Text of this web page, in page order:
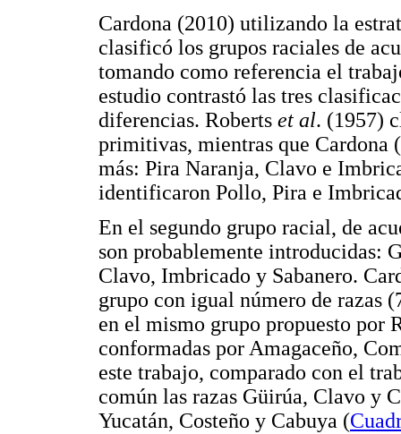
Cardona (2010) utilizando la
clasificó los grupos raciales de
tomando como referencia el
estudio contrastó las tres
diferencias. Roberts et al. (1957)
primitivas, mientras que Cardona
más: Pira Naranja, Clavo e
identificaron Pollo, Pira e
En el segundo grupo racial, de
son probablemente introducidas:
Clavo, Imbricado y Sabanero.
grupo con igual número de razas
en el mismo grupo propuesto por
conformadas por Amagaceño,
este trabajo, comparado con el
común las razas Güirúa, Clavo y
Yucatán, Costeño y Cabuya (